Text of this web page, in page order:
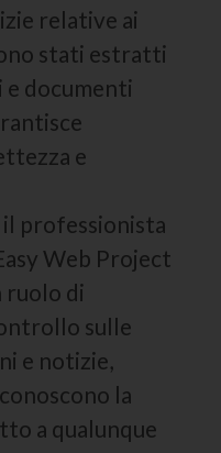
relative ai
stati estratti
e documenti
e
il professionista
Web Project
ruolo di
sulle
e notizie,
la
a qualunque